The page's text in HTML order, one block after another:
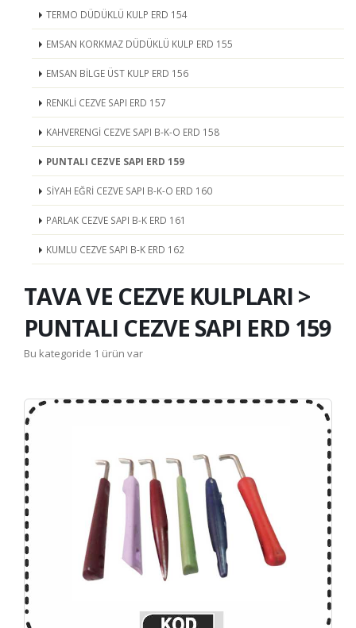
TERMO DÜDÜKLÜ KULP ERD 154
EMSAN KORKMAZ DÜDÜKLÜ KULP ERD 155
EMSAN BİLGE ÜST KULP ERD 156
RENKLİ CEZVE SAPI ERD 157
KAHVERENGİ CEZVE SAPI B-K-O ERD 158
PUNTALI CEZVE SAPI ERD 159
SİYAH EĞRİ CEZVE SAPI B-K-O ERD 160
PARLAK CEZVE SAPI B-K ERD 161
KUMLU CEZVE SAPI B-K ERD 162
TAVA VE CEZVE KULPLARI >
PUNTALI CEZVE SAPI ERD 159
Bu kategoride 1 ürün var